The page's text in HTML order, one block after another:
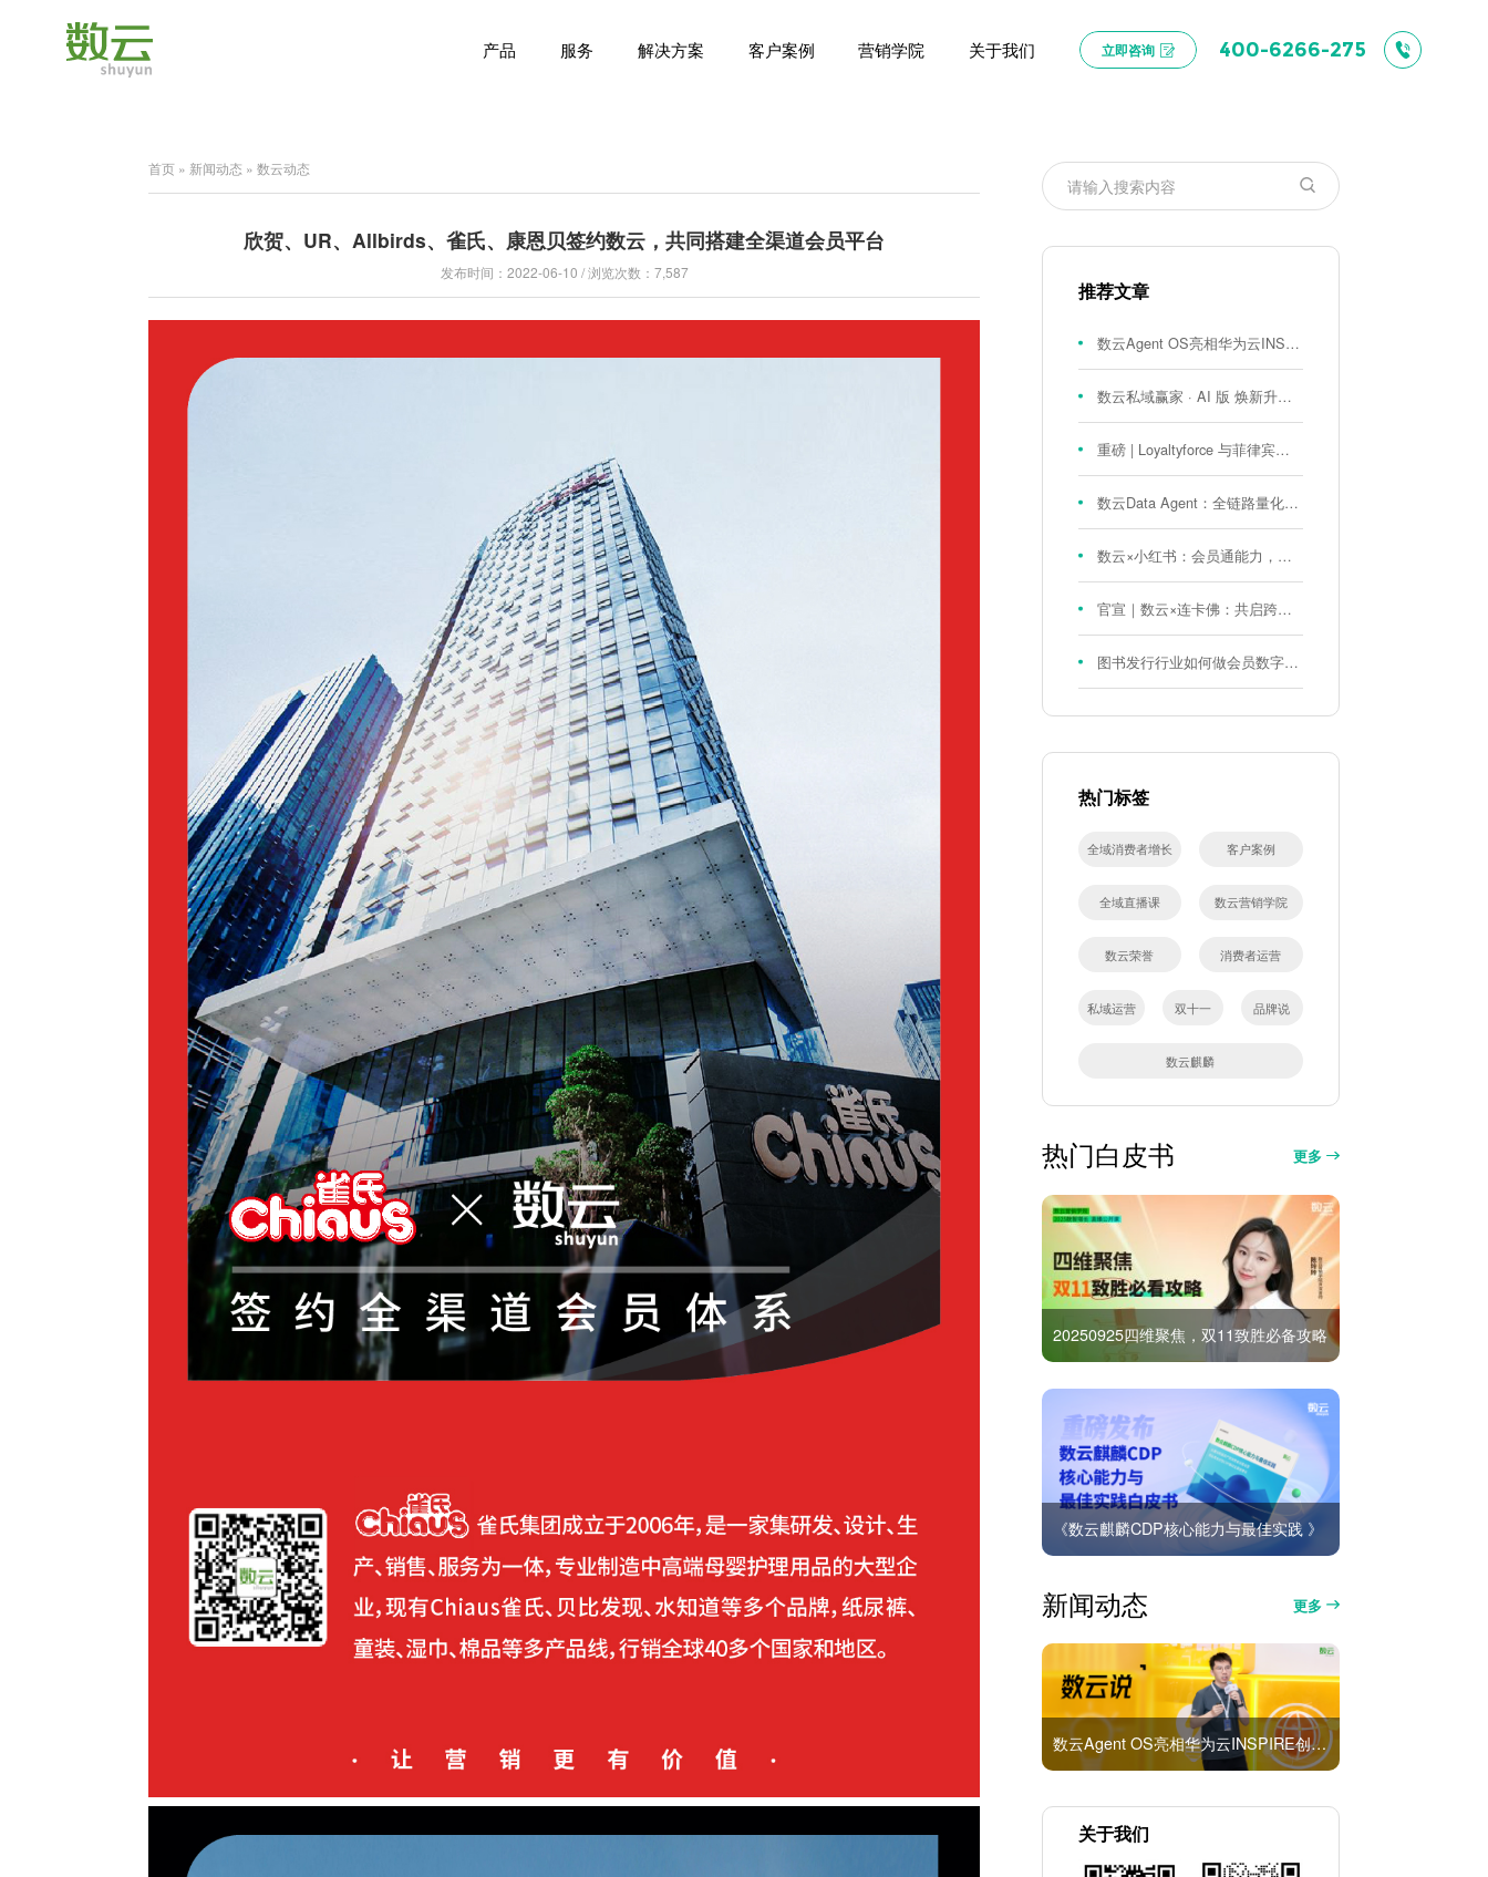
产品 服务 解决方案 客户案例 营销学院 关于我们 立即咨询 400-6266-275
首页 » 新闻动态 »数云动态
欣贺、UR、Allbirds、雀氏、康恩贝签约数云，共同搭建全渠道会员平台
发布时间：2022-06-10 / 浏览次数：7,587
推荐文章
数云Agent OS亮相华为云INSPIRE创想者大会：以AI重构消费者运营与零售营销新范式
数云私域赢家 · AI 版 焕新升级！
重磅 | Loyaltyforce 与菲律宾零售巨头 SM 集团达成战略合作，携手开启 SMAC 会员数智化运营新征程
数云Data Agent：全链路量化评测体系，炼就零售数据分析精准力
数云×小红书：会员通能力，重磅发布！
官宣｜数云×连卡佛：共启跨境会员运营新征程，重塑消费联结新体验
图书发行行业如何做会员数字化?河南新华书店给打了个样！
热门标签
全域消费者增长 客户案例
全域直播课 数云营销学院
数云荣誉 消费者运营
私域运营 双十一 品牌说
数云麒麟
热门白皮书 更多
20250925四维聚焦，双11致胜必备攻略
《数云麒麟CDP核心能力与最佳实践 》
新闻动态 更多
数云Agent OS亮相华为云INSPIRE创想者大会：以AI重构消费者运营与零售营销新范式
关于我们